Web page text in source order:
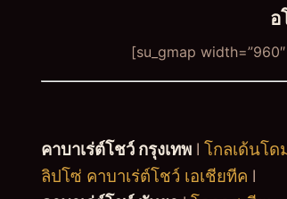
อ
[su_gmap
คาบาเร่ต์โชว์ กรุงเทพ l โกลเด้นโด
ลิปโซ่ คาบาเร่ต์โชว์ เอเชียทีค l